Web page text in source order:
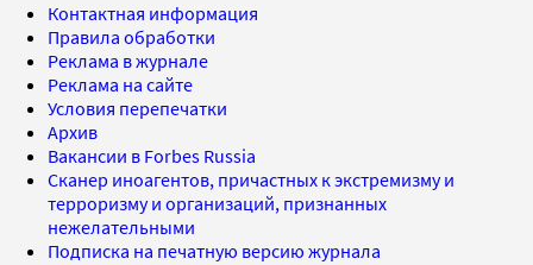
Контактная информация
Правила обработки
Реклама в журнале
Реклама на сайте
Условия перепечатки
Архив
Вакансии в Forbes Russia
Сканер иноагентов, причастных к экстремизму и
терроризму и организаций, признанных
нежелательными
Подписка на печатную версию журнала